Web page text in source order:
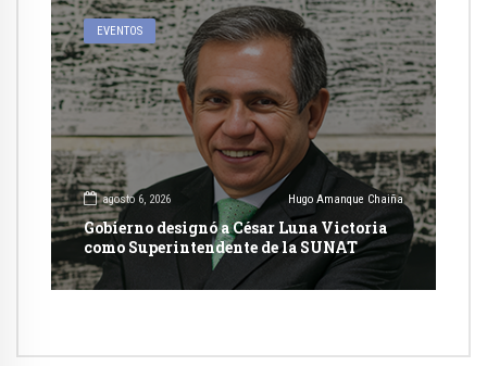
EVENTOS
agosto 6, 2026 Hugo Amanque Chaiña
Gobierno designó a César Luna Victoria
como Superintendente de la SUNAT